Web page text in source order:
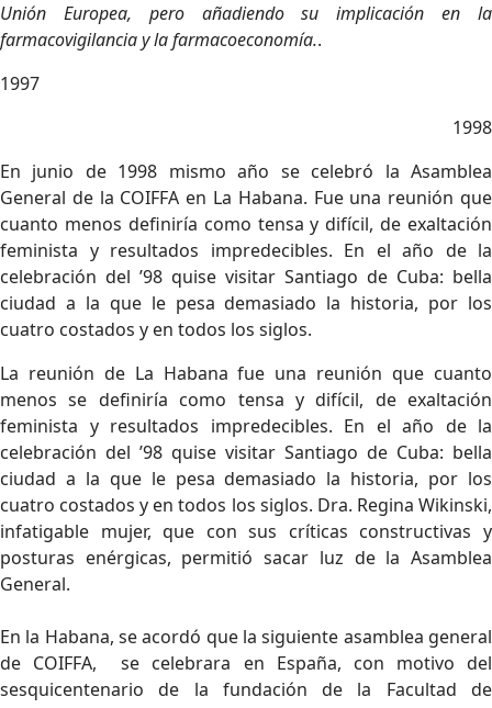
Unión Europea, pero añadiendo su implicación en la
farmacovigilancia y la farmacoeconomía..
1997
1998
En junio de 1998 mismo año se celebró la Asamblea
General de la COIFFA en La Habana. Fue una reunión que
cuanto menos definiría como tensa y difícil, de exaltación
feminista y resultados impredecibles. En el año de la
celebración del ’98 quise visitar Santiago de Cuba: bella
ciudad a la que le pesa demasiado la historia, por los
cuatro costados y en todos los siglos.
La reunión de La Habana fue una reunión que cuanto
menos se definiría como tensa y difícil, de exaltación
feminista y resultados impredecibles. En el año de la
celebración del ’98 quise visitar Santiago de Cuba: bella
ciudad a la que le pesa demasiado la historia, por los
cuatro costados y en todos los siglos. Dra. Regina Wikinski,
infatigable mujer, que con sus críticas constructivas y
posturas enérgicas, permitió sacar luz de la Asamblea
General.
En la Habana, se acordó que la siguiente asamblea general
de COIFFA, se celebrara en España, con motivo del
sesquicentenario de la fundación de la Facultad de